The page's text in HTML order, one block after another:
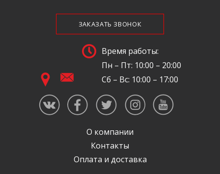
ЗАКАЗАТЬ ЗВОНОК
Время работы:
Пн – Пт: 10:00 – 20:00
Сб – Вс: 10:00 – 17:00
О компании
Контакты
Оплата и доставка